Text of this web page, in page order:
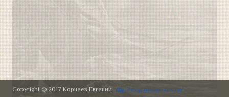
Copyright © 2017 Корнеев Евгений http://evgenykorneev.ru/